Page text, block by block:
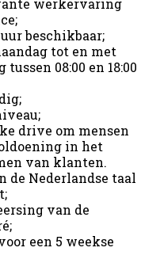
werkervaring
beschikbaar;
tot en met
tussen 08:00 en 18:00
drive om mensen
in het
van klanten.
de Nederlandse taal
van de
een 5 weekse